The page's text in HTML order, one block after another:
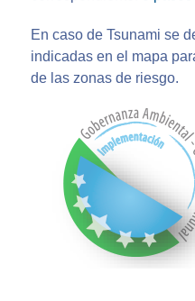
En caso de Tsunami se
indicadas en el mapa
de las zonas de riesgo.